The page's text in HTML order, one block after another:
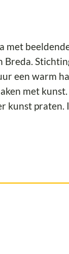
met
een warm
met
kunst praten.